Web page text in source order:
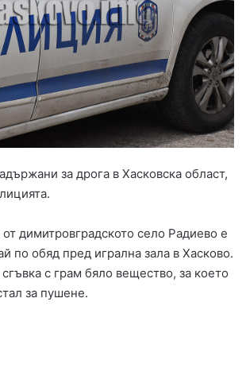
за дрога в Хасковска област,
димитровградското село Радиево е
по обяд пред игрална зала в Хасково.
с грам бяло вещество, за което
за пушене.